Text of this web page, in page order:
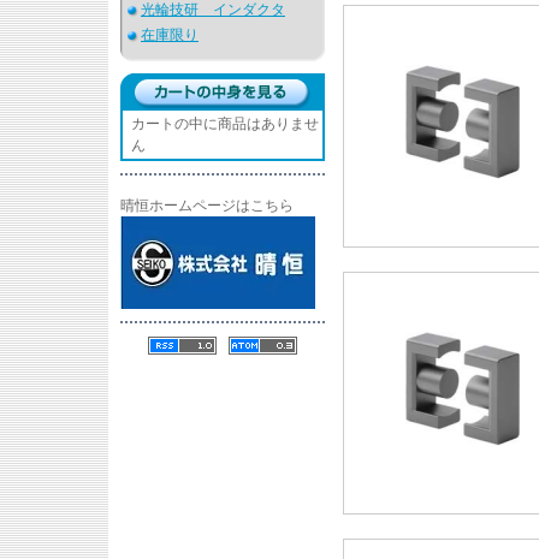
光輪技研 インダクタ
在庫限り
カートの中に商品はありませ
ん
晴恒ホームページはこちら